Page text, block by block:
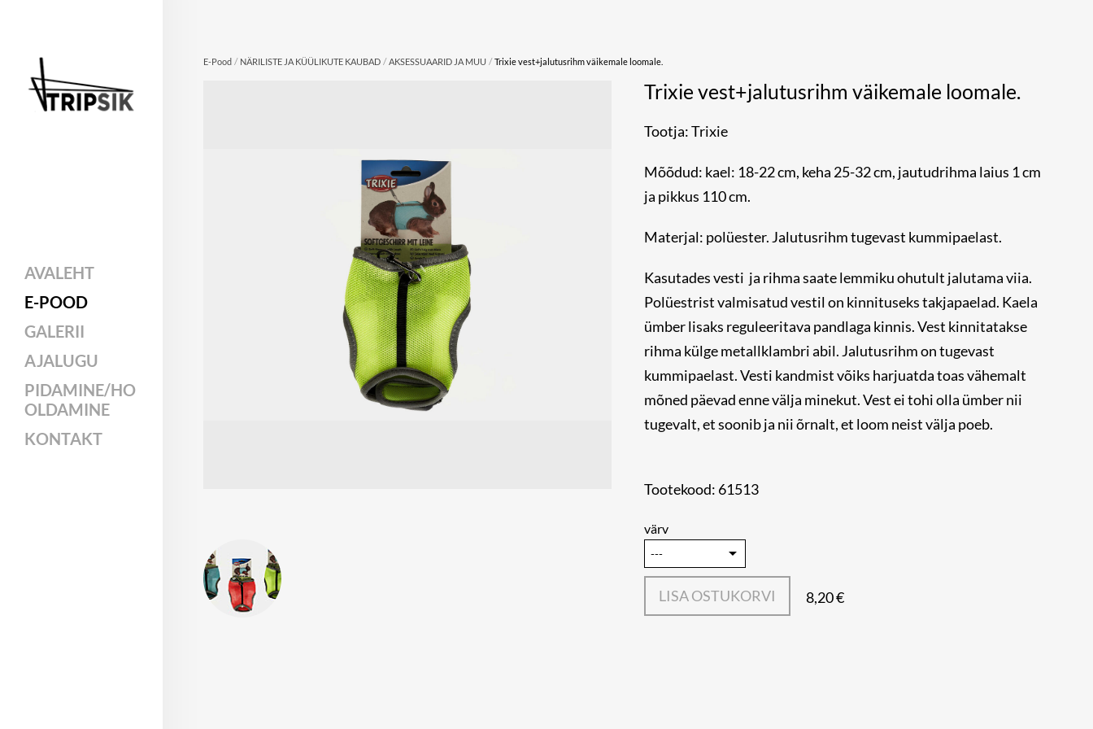
AVALEHT
E-POOD
GALERII
AJALUGU
PIDAMINE/HO
OLDAMINE
KONTAKT
E-Pood / NÄRILISTE JA KÜÜLIKUTE KAUBAD / AKSESSUAARID JA MUU / Trixie vest+jalutusrihm väikemale loomale.
Trixie vest+jalutusrihm väikemale loomale.
Tootja: Trixie
Mõõdud: kael: 18-22 cm, keha 25-32 cm, jautudrihma laius 1 cm
ja pikkus 110 cm.
Materjal: polüester. Jalutusrihm tugevast kummipaelast.
Kasutades vesti ja rihma saate lemmiku ohutult jalutama viia.
Polüestrist valmisatud vestil on kinnituseks takjapaelad. Kaela
ümber lisaks reguleeritava pandlaga kinnis. Vest kinnitatakse
rihma külge metallklambri abil. Jalutusrihm on tugevast
kummipaelast. Vesti kandmist võiks harjuatda toas vähemalt
mõned päevad enne välja minekut. Vest ei tohi olla ümber nii
tugevalt, et soonib ja nii õrnalt, et loom neist välja poeb.
Tootekood: 61513
värv
LISA OSTUKORVI 8,20 €